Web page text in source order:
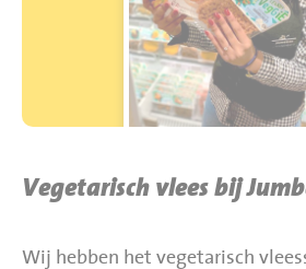
Jumbo Huibers Specials
Vegetarisch vlees bij
Wij hebben het vegetarisch